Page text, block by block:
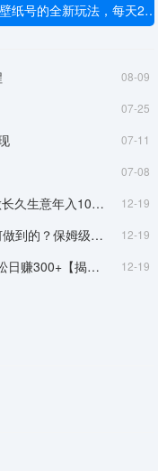
抖音壁纸号的全新玩法，每天2小时，一个月搞万把块等多个项目
08-09
07-25
07-11
07-08
入10W+【揭秘】 12-19
级蓝海赛道【揭秘】 12-19
300+【揭秘】 12-19
可操作【揭秘】
逻辑+人性规律
松上手【揭秘】
钱利润高昂【揭秘】
松且暴利【揭秘】